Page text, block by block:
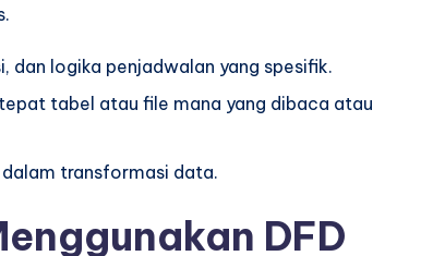
dan logika penjadwalan yang spesifik.
tabel atau file mana yang dibaca atau
transformasi data.
DFD